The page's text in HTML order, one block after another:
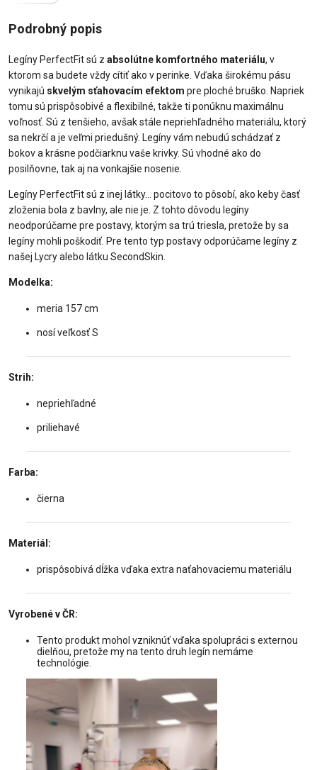
Podrobný popis
Legíny PerfectFit sú z absolútne komfortného materiálu, v
ktorom sa budete vždy cítiť ako v perinke. Vďaka širokému pásu
vynikajú skvelým sťahovacím efektom pre ploché bruško. Napriek
tomu sú prispôsobivé a flexibilné, takže ti ponúknu maximálnu
voľnosť. Sú z tenšieho, avšak stále nepriehľadného materiálu, ktorý
sa nekrčí a je veľmi priedušný. Legíny vám nebudú schádzať z
bokov a krásne podčiarknu vaše krivky. Sú vhodné ako do
posilňovne, tak aj na vonkajšie nosenie.
Legíny PerfectFit sú z inej látky... pocitovo to pôsobí, ako keby časť
zloženia bola z bavlny, ale nie je. Z tohto dôvodu legíny
neodporúčame pre postavy, ktorým sa trú triesla, pretože by sa
legíny mohli poškodiť. Pre tento typ postavy odporúčame legíny z
našej Lycry alebo látku SecondSkin.
Modelka:
meria 157 cm
nosí veľkosť S
Strih:
nepriehľadné
priliehavé
Farba:
čierna
Materiál:
prispôsobivá dĺžka vďaka extra naťahovaciemu materiálu
Vyrobené v ČR:
Tento produkt mohol vzniknúť vďaka spolupráci s externou
dielňou, pretože my na tento druh legín nemáme
technológie.